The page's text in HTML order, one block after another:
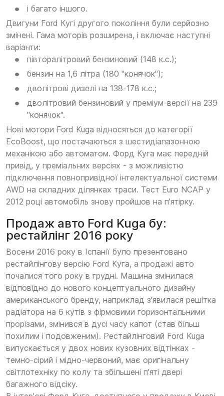
і багато іншого.
Двигуни Ford Кугі другого покоління були серйозно
змінені. Гама моторів розширена, і включає наступні
варіанти:
півторалітровий бензиновий (148 к.с.);
бензин на 1,6 літра (180 "конячок");
дволітрові дизелі на 138-178 к.с.;
дволітровий бензиновий у преміум-версії на 239
"конячок".
Нові мотори Ford Kuga відносяться до категорії
EcoBoost, що постачаються з шестидіапазонною
механікою або автоматом. Форд Куга має передній
привід, у преміальних версіях - з можливістю
підключення повнопривідної інтелектуальної системи
AWD на складних ділянках траси. Тест Euro NCAP у
2012 році автомобіль знову пройшов на п'ятірку.
Продаж авто Ford Kuga бу:
рестайлінг 2016 року
Восени 2016 року в Іспанії було презентовано
рестайлінгову версію Ford Куга, а продажі авто
почалися того року в грудні. Машина змінилася
відповідно до нового концептуального дизайну
американського бренду, наприклад з'явилася решітка
радіатора на 6 кутів з фірмовими горизонтальними
прорізами, змінився в дусі часу капот (став більш
похилим і подовженим). Рестайлінговий Ford Kuga
випускається у двох нових кузовних відтінках -
темно-сірий і мідно-червоний, має оригінальну
світлотехніку по колу та збільшені п'яті двері
багажного відсіку.